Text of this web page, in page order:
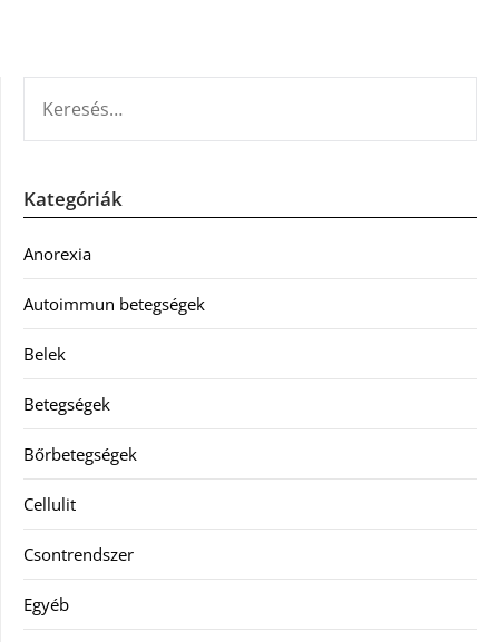
Kategóriák
Anorexia
Autoimmun betegségek
Belek
Betegségek
Bőrbetegségek
Cellulit
Csontrendszer
Egyéb